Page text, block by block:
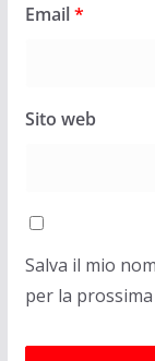
Email*
Sito web
Salva il mio
per la